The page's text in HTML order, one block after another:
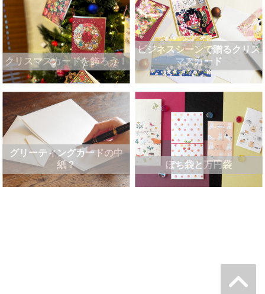
クリスマスカードを飾ろう！
ビジネスシーンで贈るクリス
マスカード
グリーティングカードの中
紙？
ぽち袋と万円袋